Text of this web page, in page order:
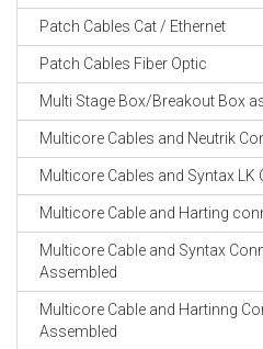
Patch Cables Cat / Ethernet
Patch Cables Fiber Optic
Multi Stage Box/Breakout Box
Multicore Cables and Neutrik
Multicore Cables and Syntax
Multicore Cable and Harting
Multicore Cable and Syntax
Assembled
Multicore Cable and Hartinng
Assembled